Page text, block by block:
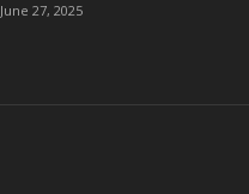
June 27, 2025